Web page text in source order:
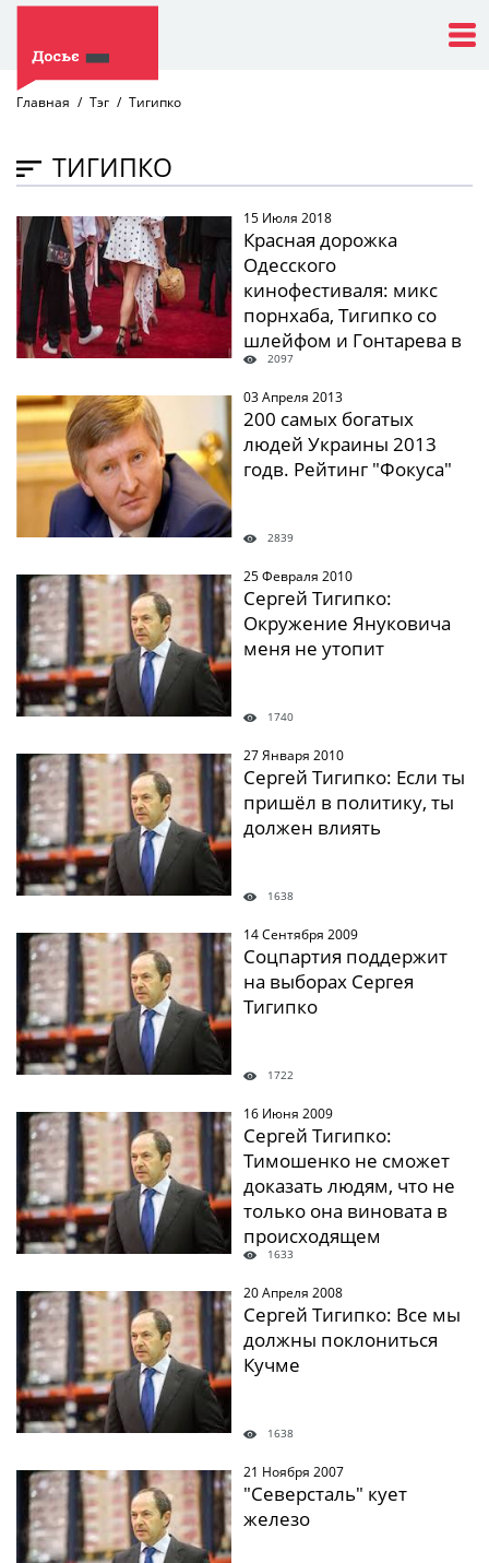
Главная Тэг Тигипко
ТИГИПКО
" /> 15 Июля 2018
Красная дорожка
Одесского
кинофестиваля: микс
порнхаба, Тигипко со
шлейфом и Гонтарева в
шторе. ФОТО
2097
" /> 03 Апреля 2013
200 самых богатых
людей Украины 2013
годв. Рейтинг "Фокуса"
2839
" /> 25 Февраля 2010
Сергей Тигипко:
Окружение Януковича
меня не утопит
1740
" /> 27 Января 2010
Сергей Тигипко: Если ты
пришёл в политику, ты
должен влиять
1638
" /> 14 Сентября 2009
Соцпартия поддержит
на выборах Сергея
Тигипко
1722
" /> 16 Июня 2009
Сергей Тигипко:
Тимошенко не сможет
доказать людям, что не
только она виновата в
происходящем
1633
" /> 20 Апреля 2008
Сергей Тигипко: Все мы
должны поклониться
Кучме
1638
" /> 21 Ноября 2007
"Северсталь" кует
железо